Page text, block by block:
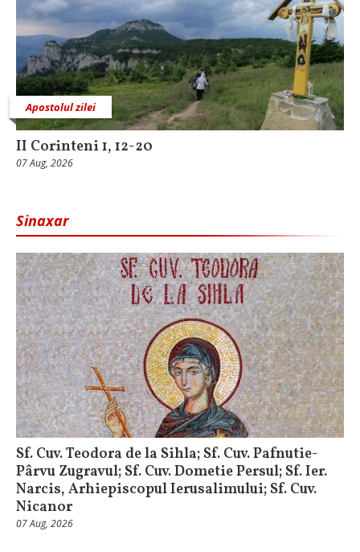
Apostolul zilei
II Corinteni 1, 12-20
07 Aug, 2026
Sinaxar
Sf. Cuv. Teodora de la Sihla; Sf. Cuv. Pafnutie-
Pârvu Zugravul; Sf. Cuv. Dometie Persul; Sf. Ier.
Narcis, Arhiepiscopul Ierusalimului; Sf. Cuv.
Nicanor
07 Aug, 2026